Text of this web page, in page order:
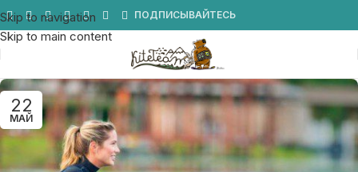
Skip to navigation
Skip to main content
ПОДПИСЫВАЙТЕСЬ
22
МАЙ